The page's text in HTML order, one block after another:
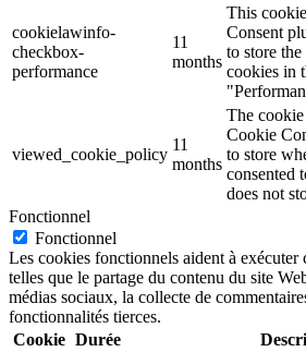
cookielawinfo-
checkbox-
performance
11
months
This
Consent
to store
cookies in
viewed_cookie_policy
11
months
The
Cookie
to store
consented
does not
Fonctionnel
Fonctionnel
Les cookies fonctionnels aident à exécuter
telles que le partage du contenu du site
médias sociaux, la collecte de
fonctionnalités tierces.
Cookie Durée